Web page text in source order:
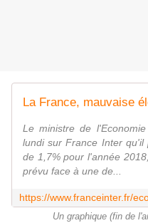
Le ministre de
lundi sur France Inter qu'il
de 1,7% pour l'année
prévu face à une de...
Un graphique (fin de